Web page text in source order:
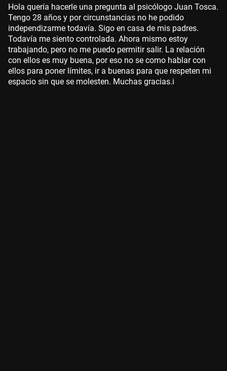
Hola quería hacerle una pregunta al psicólogo Juan Tosca.
Tengo 28 años y por circunstancias no he podido
independizarme todavía. Sigo en casa de mis padres.
Todavía me siento controlada. Ahora mismo estoy
trabajando, pero no me puedo permitir salir. La relación
con ellos es muy buena, por eso no se como hablar con
ellos para poner límites, ir a buenas para que respeten mi
espacio sin que se molesten. Muchas gracias.i